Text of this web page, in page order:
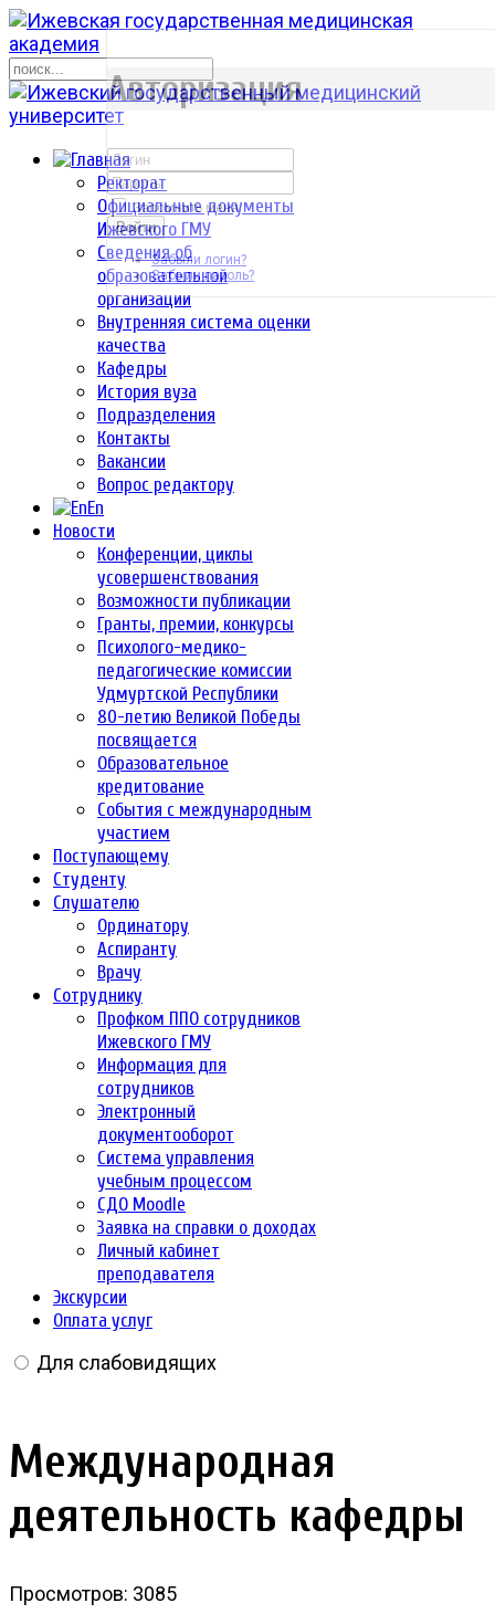
Ректорат
Официальные документы
Ижевского ГМУ
Сведения об
образовательной
организации
Внутренняя система оценки
качества
Кафедры
История вуза
Подразделения
Контакты
Вакансии
Вопрос редактору
En
Новости
Конференции, циклы
усовершенствования
Возможности публикации
Гранты, премии, конкурсы
Психолого-медико-
педагогические комиссии
Удмуртской Республики
80-летию Великой Победы
посвящается
Образовательное
кредитование
События с международным
участием
Поступающему
Студенту
Слушателю
Ординатору
Аспиранту
Врачу
Сотруднику
Профком ППО сотрудников
Ижевского ГМУ
Информация для
сотрудников
Электронный
документооборот
Система управления
учебным процессом
СДО Moodle
Заявка на справки о доходах
Личный кабинет
преподавателя
Экскурсии
Оплата услуг
Для слабовидящих
Международная
деятельность кафедры
Просмотров: 3085
р
Авторизация
Запомнить меня
Войти
Забыли логин?
Забыли пароль?